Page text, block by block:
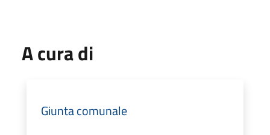
A cura di
Giunta comunale